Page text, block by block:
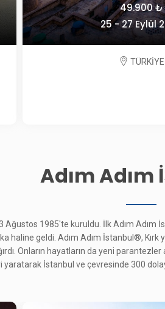
49.415 ₺
28 - 31 Ekim
TÜRKİYE
Adım
Ağustos 1985'te kuruldu. İlk Adım Adım
haline geldi. Adım Adım İstanbul®, Kırk
Onların hayatların da yeni parantezler
yaratarak İstanbul ve çevresinde 300